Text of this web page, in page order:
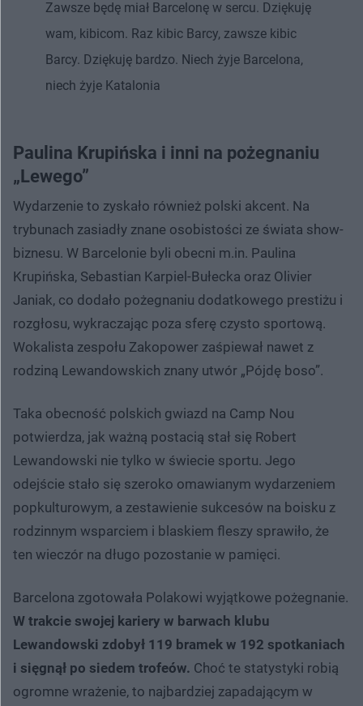
Zawsze będę miał Barcelonę w sercu. Dziękuję
wam, kibicom. Raz kibic Barcy, zawsze kibic
Barcy. Dziękuję bardzo. Niech żyje Barcelona,
niech żyje Katalonia
Paulina Krupińska i inni na pożegnaniu
„Lewego”
Wydarzenie to zyskało również polski akcent. Na
trybunach zasiadły znane osobistości ze świata show-
biznesu. W Barcelonie byli obecni m.in. Paulina
Krupińska, Sebastian Karpiel-Bułecka oraz Olivier
Janiak, co dodało pożegnaniu dodatkowego prestiżu i
rozgłosu, wykraczając poza sferę czysto sportową.
Wokalista zespołu Zakopower zaśpiewał nawet z
rodziną Lewandowskich znany utwór „Pójdę boso”.
Taka obecność polskich gwiazd na Camp Nou
potwierdza, jak ważną postacią stał się Robert
Lewandowski nie tylko w świecie sportu. Jego
odejście stało się szeroko omawianym wydarzeniem
popkulturowym, a zestawienie sukcesów na boisku z
rodzinnym wsparciem i blaskiem fleszy sprawiło, że
ten wieczór na długo pozostanie w pamięci.
Barcelona zgotowała Polakowi wyjątkowe pożegnanie.
W trakcie swojej kariery w barwach klubu
Lewandowski zdobył 119 bramek w 192 spotkaniach
i sięgnął po siedem trofeów. Choć te statystyki robią
ogromne wrażenie, to najbardziej zapadającym w